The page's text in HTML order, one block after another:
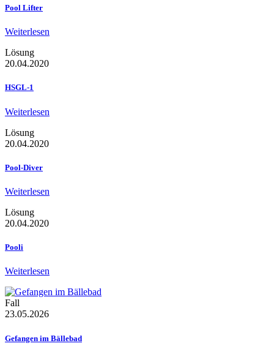
Pool Lifter
Weiterlesen
Lösung
20.04.2020
HSGL-1
Weiterlesen
Lösung
20.04.2020
Pool-Diver
Weiterlesen
Lösung
20.04.2020
Pooli
Weiterlesen
Fall
23.05.2026
Gefangen im Bällebad